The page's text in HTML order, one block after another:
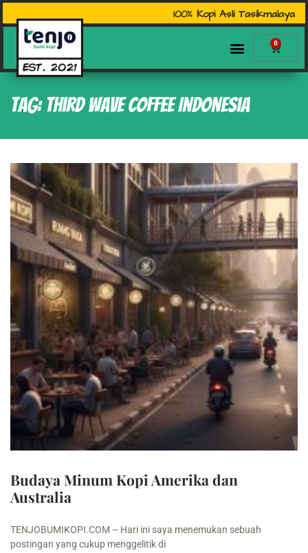
100% Kopi Asli Tasikmalaya
0
Tag: third wave coffee Indonesia
Budaya Minum Kopi Amerika dan
Australia
TENJOBUMIKOPI.COM – Hari ini saya menemukan sebuah
postingan yang cukup menggelitik di